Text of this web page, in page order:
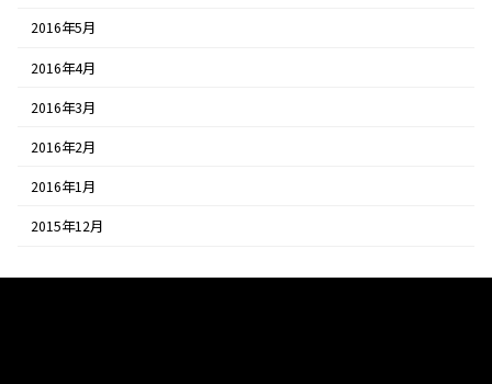
2016年5月
2016年4月
2016年3月
2016年2月
2016年1月
2015年12月